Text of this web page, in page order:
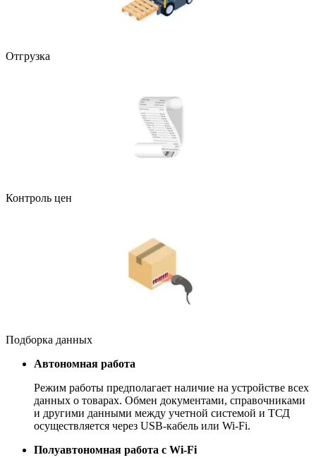
Отгрузка
Контроль цен
Подборка данных
Автономная работа
Режим работы предполагает наличие на устройстве всех
данных о товарах. Обмен документами, справочниками
и другими данными между учетной системой и ТСД
осуществляется через USB-кабель или Wi-Fi.
Полуавтономная работа с Wi-Fi